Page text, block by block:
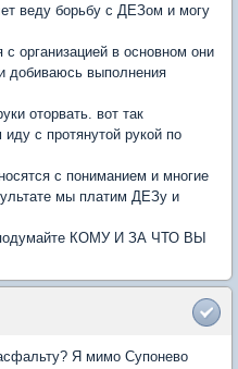
веду борьбу с ДЕЗом и могу
с организацией в основном они
добиваюсь выполнения
оторвать. вот так
с протянутой рукой по
с пониманием и многие
мы платим ДЕЗу и
подумайте КОМУ И ЗА ЧТО ВЫ
Я мимо Супонево